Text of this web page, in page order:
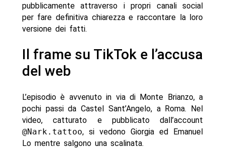
pubblicamente attraverso i propri canali social
per fare definitiva chiarezza e raccontare la loro
versione dei fatti.
Il frame su TikTok e l’accusa
del web
L’episodio è avvenuto in via di Monte Brianzo, a
pochi passi da Castel Sant’Angelo, a Roma. Nel
video, catturato e pubblicato dall’account
@Nark.tattoo, si vedono Giorgia ed Emanuel
Lo mentre salgono una scalinata.